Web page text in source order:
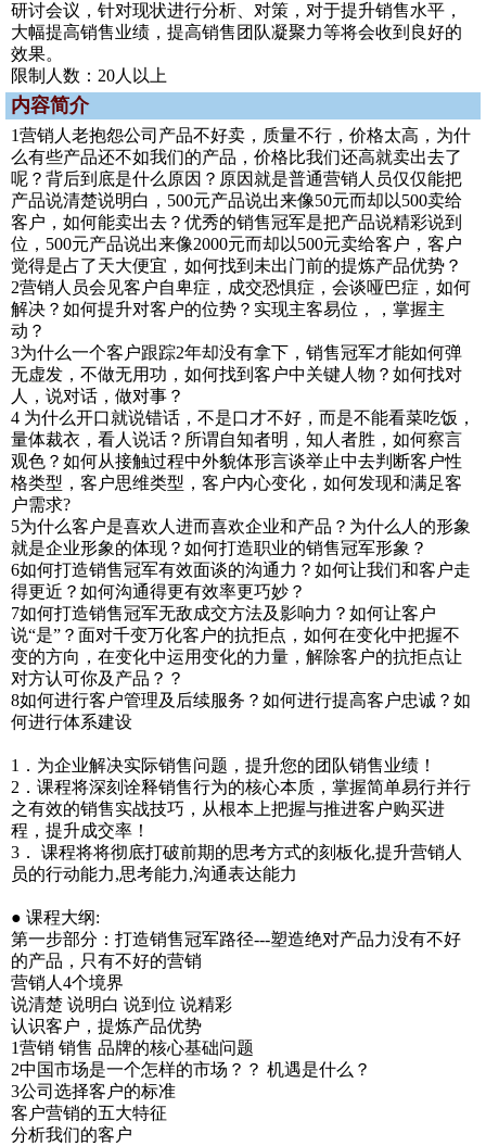
研讨会议，针对现状进行分析、对策，对于提升销售水平，
大幅提高销售业绩，提高销售团队凝聚力等将会收到良好的
效果。
限制人数：20人以上
内容简介
1营销人老抱怨公司产品不好卖，质量不行，价格太高，为什
么有些产品还不如我们的产品，价格比我们还高就卖出去了
呢？背后到底是什么原因？原因就是普通营销人员仅仅能把
产品说清楚说明白，500元产品说出来像50元而却以500卖给
客户，如何能卖出去？优秀的销售冠军是把产品说精彩说到
位，500元产品说出来像2000元而却以500元卖给客户，客户
觉得是占了天大便宜，如何找到未出门前的提炼产品优势？
2营销人员会见客户自卑症，成交恐惧症，会谈哑巴症，如何
解决？如何提升对客户的位势？实现主客易位，，掌握主
动？
3为什么一个客户跟踪2年却没有拿下，销售冠军才能如何弹
无虚发，不做无用功，如何找到客户中关键人物？如何找对
人，说对话，做对事？
4 为什么开口就说错话，不是口才不好，而是不能看菜吃饭，
量体裁衣，看人说话？所谓自知者明，知人者胜，如何察言
观色？如何从接触过程中外貌体形言谈举止中去判断客户性
格类型，客户思维类型，客户内心变化，如何发现和满足客
户需求?
5为什么客户是喜欢人进而喜欢企业和产品？为什么人的形象
就是企业形象的体现？如何打造职业的销售冠军形象？
6如何打造销售冠军有效面谈的沟通力？如何让我们和客户走
得更近？如何沟通得更有效率更巧妙？
7如何打造销售冠军无敌成交方法及影响力？如何让客户
说“是”？面对千变万化客户的抗拒点，如何在变化中把握不
变的方向，在变化中运用变化的力量，解除客户的抗拒点让
对方认可你及产品？？
8如何进行客户管理及后续服务？如何进行提高客户忠诚？如
何进行体系建设
1．为企业解决实际销售问题，提升您的团队销售业绩！
2．课程将深刻诠释销售行为的核心本质，掌握简单易行并行
之有效的销售实战技巧，从根本上把握与推进客户购买进
程，提升成交率！
3． 课程将将彻底打破前期的思考方式的刻板化,提升营销人
员的行动能力,思考能力,沟通表达能力
● 课程大纲:
第一步部分：打造销售冠军路径---塑造绝对产品力没有不好
的产品，只有不好的营销
营销人4个境界
说清楚 说明白 说到位 说精彩
认识客户，提炼产品优势
1营销 销售 品牌的核心基础问题
2中国市场是一个怎样的市场？？ 机遇是什么？
3公司选择客户的标准
客户营销的五大特征
分析我们的客户